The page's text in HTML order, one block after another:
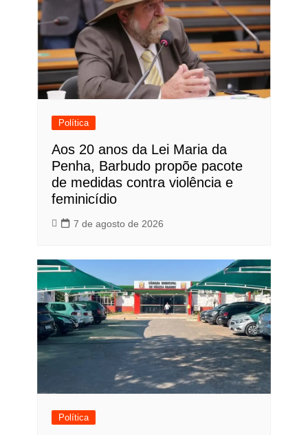
Política
Aos 20 anos da Lei Maria da
Penha, Barbudo propõe pacote
de medidas contra violência e
feminicídio
7 de agosto de 2026
Política